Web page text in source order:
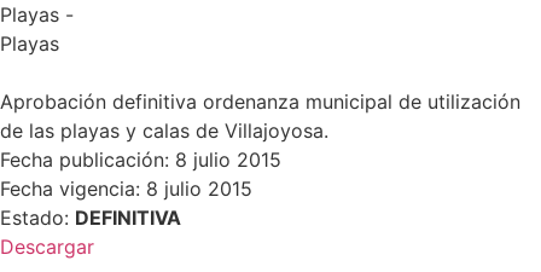
Playas -
Playas
Aprobación definitiva ordenanza municipal de utilización
de las playas y calas de Villajoyosa.
Fecha publicación: 8 julio 2015
Fecha vigencia: 8 julio 2015
Estado: DEFINITIVA
Descargar